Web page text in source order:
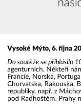
Vysoké Mýto, 6. října
Do soutěže se přihlásilo
agenturních. Někteří
Francie, Norska,
Chorvatska, Rakouska,
republiky, např. z
pod Radhoštěm, Prahy